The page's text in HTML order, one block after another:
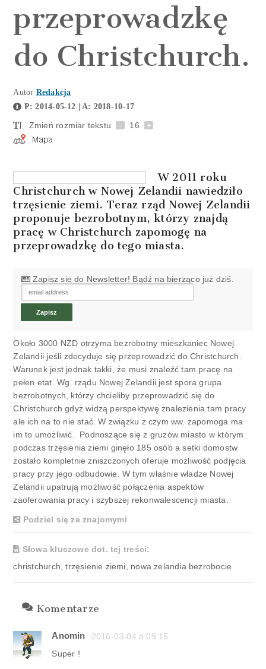
przeprowadzkę
do Christchurch.
Autor Redakcja
P: 2014-05-12 | A: 2018-10-17
Zmień rozmiar tekstu - 16 +
W 2011 roku
Christchurch w Nowej Zelandii nawiedziło
trzęsienie ziemi. Teraz rząd Nowej Zelandii
proponuje bezrobotnym, którzy znajdą
pracę w Christchurch zapomogę na
przeprowadzkę do tego miasta.
Zapisz sie do Newsletter! Bądź na bierząco już dziś.
Około 3000 NZD otrzyma bezrobotny mieszkaniec Nowej
Zelandii jeśli zdecyduje się przeprowadzić do Christchurch.
Warunek jest jednak takki, że musi znaleźć tam pracę na
pełen etat. Wg. rządu Nowej Zelandii jest spora grupa
bezrobotnych, którzy chcieliby przeprowadzić się do
Christchurch gdyż widzą perspektywę znalezienia tam pracy
ale ich na to nie stać. W związku z czym ww. zapomoga ma
im to umożliwić. Podnoszące się z gruzów miasto w którym
podczas trzęsienia ziemi ginęło 185 osób a setki domostw
zostało kompletnie zniszczonych oferuje możliwość podjęcia
pracy przy jego odbudowie. W tym właśnie władze Nowej
Zelandii upatrują możliwość połączenia aspektów
zaoferowania pracy i szybszej rekonwalescencji miasta.
Podziel się ze znajomymi
Słowa kluczowe dot. tej treści:
christchurch, trzęsienie ziemi, nowa zelandia bezrobocie
Komentarze
Anomin
2016-03-04 o 09:15
Super !